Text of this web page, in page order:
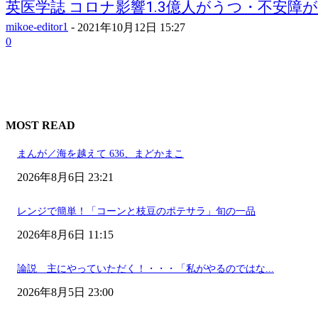
英医学誌 コロナ影響1.3億人がうつ・不安障
mikoe-editor1 - 2021年10月12日 15:27
0
MOST READ
まんが／海を越えて 636、まどかまこ
2026年8月6日 23:21
レンジで簡単！「コーンと枝豆のポテサラ」旬の一品
2026年8月6日 11:15
論説 主にやっていただく！・・・「私がやるのではな...
2026年8月5日 23:00